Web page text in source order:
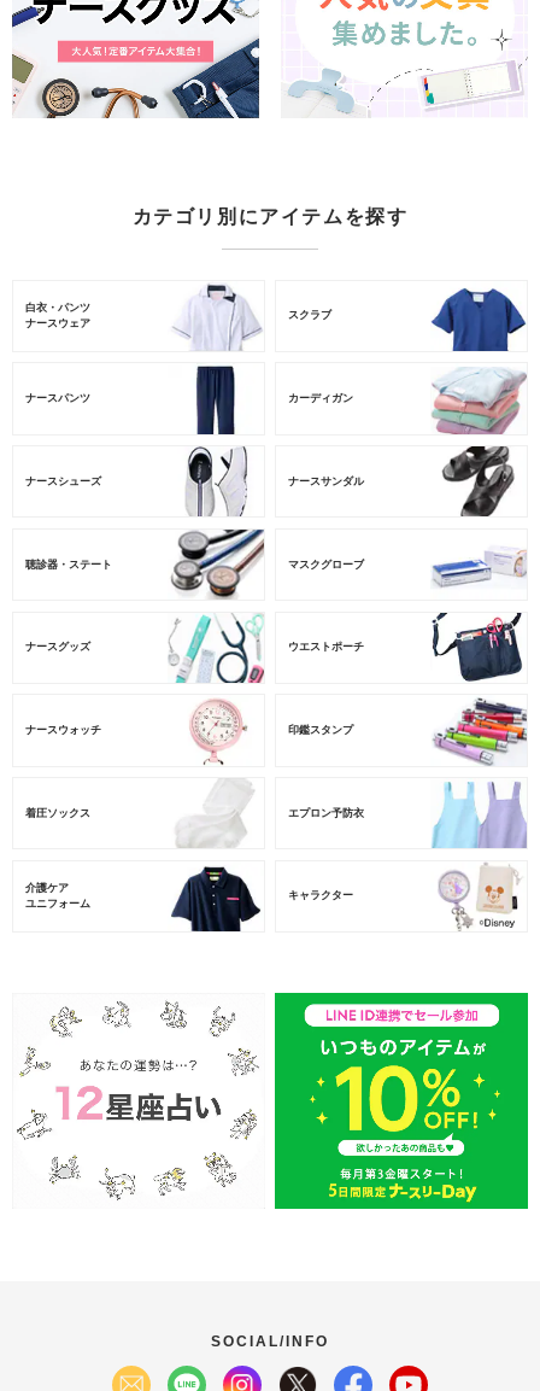
カテゴリ別にアイテムを探す
白衣・パンツ
ナースウェア
スクラブ
ナースパンツ カーディガン
ナースシューズ ナースサンダル
聴診器・ステート マスクグローブ
ナースグッズ ウエストポーチ
ナースウォッチ 印鑑スタンプ
着圧ソックス エプロン予防衣
介護ケア
ユニフォーム
キャラクター
SOCIAL/INFO